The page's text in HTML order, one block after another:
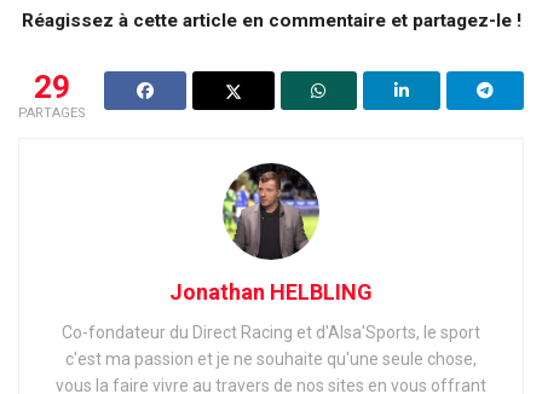
Réagissez à cette article en commentaire et partagez-le !
29
PARTAGES
Jonathan HELBLING
Co-fondateur du Direct Racing et d'Alsa'Sports, le sport
c'est ma passion et je ne souhaite qu'une seule chose,
vous la faire vivre au travers de nos sites en vous offrant